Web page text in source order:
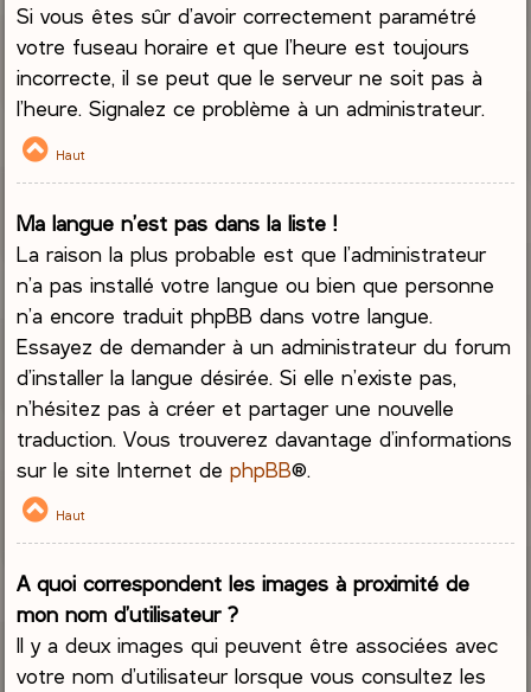
Si vous êtes sûr d’avoir correctement paramétré
votre fuseau horaire et que l’heure est toujours
incorrecte, il se peut que le serveur ne soit pas à
l’heure. Signalez ce problème à un administrateur.
Haut
Ma langue n’est pas dans la liste !
La raison la plus probable est que l’administrateur
n’a pas installé votre langue ou bien que personne
n’a encore traduit phpBB dans votre langue.
Essayez de demander à un administrateur du forum
d’installer la langue désirée. Si elle n’existe pas,
n’hésitez pas à créer et partager une nouvelle
traduction. Vous trouverez davantage d’informations
sur le site Internet dephpBB®.
Haut
A quoi correspondent les images à proximité de
mon nom d’utilisateur ?
Il y a deux images qui peuvent être associées avec
votre nom d’utilisateur lorsque vous consultez les